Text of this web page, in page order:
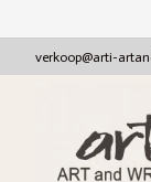
verkoop@arti-